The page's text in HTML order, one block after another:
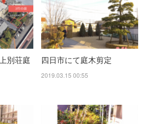
別荘庭
四日市にて庭木剪定
2019.03.15 00:55